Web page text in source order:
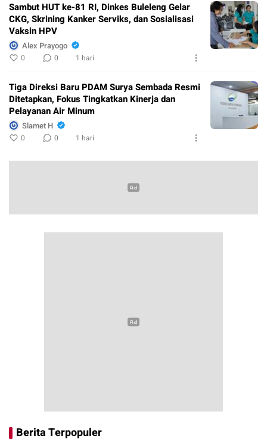
Sambut HUT ke-81 RI, Dinkes Buleleng Gelar
CKG, Skrining Kanker Serviks, dan Sosialisasi
Vaksin HPV
Alex Prayogo
0 0 1 hari
Tiga Direksi Baru PDAM Surya Sembada Resmi
Ditetapkan, Fokus Tingkatkan Kinerja dan
Pelayanan Air Minum
Slamet H
0 0 1 hari
Berita Terpopuler